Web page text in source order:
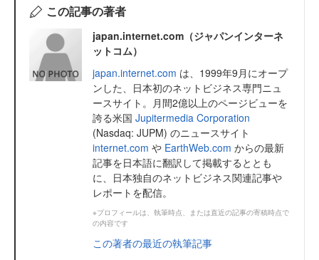
この記事の著者
japan.internet.com（ジャパンインターネ
ットコム）
japan.internet.com は、1999年9月にオープ
ンした、日本初のネットビジネス専門ニュ
ースサイト。月間2億以上のページビューを
誇る米国 Jupitermedia Corporation
(Nasdaq: JUPM) のニュースサイト
internet.com や EarthWeb.com からの最新
記事を日本語に翻訳して掲載するととも
に、日本独自のネットビジネス関連記事や
レポートを配信。
※プロフィールは、執筆時点、または直近の記事の寄稿時点で
の内容です
この著者の最近の執筆記事